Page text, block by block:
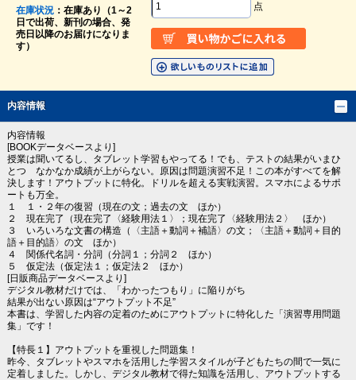
在庫状況：在庫あり（1～2
日で出荷、新刊の場合、発
売日以降のお届けになりま
す）
点
内容情報
内容情報
[BOOKデータベースより]
授業は聞いてるし、タブレット学習もやってる！でも、テストの結果がいまひ
とつ なかなか成績が上がらない。原因は問題演習不足！この本がすべてを解
決します！アウトプットに特化。ドリルを超える実戦演習。スマホによるサポ
ートも万全。
１ １・２年の復習（現在の文；過去の文 ほか）
２ 現在完了（現在完了〈経験用法１〉；現在完了〈経験用法２〉 ほか）
３ いろいろな文書の構造（〈主語＋動詞＋補語〉の文；〈主語＋動詞＋目的
語＋目的語〉の文 ほか）
４ 関係代名詞・分詞（分詞１；分詞２ ほか）
５ 仮定法（仮定法１；仮定法２ ほか）
[日販商品データベースより]
デジタル教材だけでは、「わかったつもり」に陥りがち
結果が出ない原因は“アウトプット不足”
本書は、学習した内容の定着のためにアウトプットに特化した「演習専用問題
集」です！
【特長１】アウトプットを重視した問題集！
昨今、タブレットやスマホを活用した学習スタイルが子どもたちの間で一気に
定着しました。しかし、デジタル教材で得た知識を活用し、アウトプットする